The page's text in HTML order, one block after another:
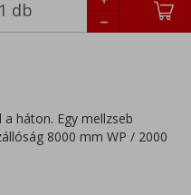
háton. Egy mellzseb
8000 mm WP / 2000